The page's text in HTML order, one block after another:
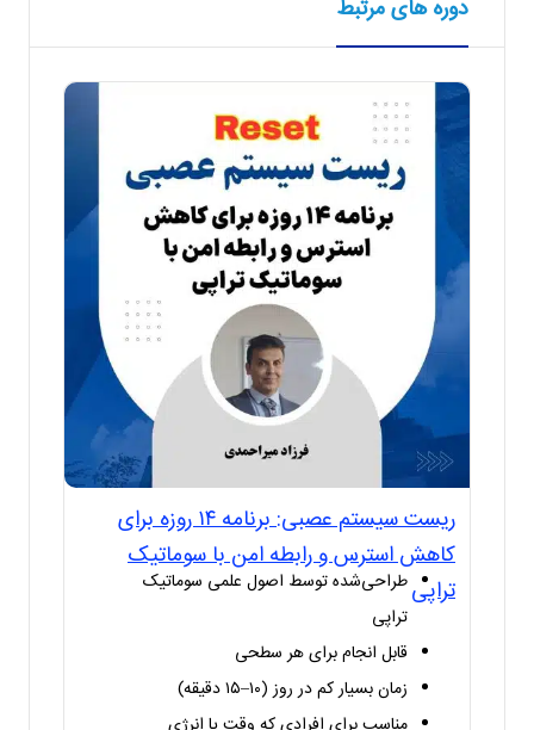
دوره های مرتبط
ریست سیستم عصبی: برنامه ۱۴ روزه برای
کاهش استرس و رابطه امن با سوماتیک
تراپی طراحی‌شده توسط اصول علمی سوماتیک
تراپی
قابل انجام برای هر سطحی
زمان بسیار کم در روز (۱۰–۱۵ دقیقه)